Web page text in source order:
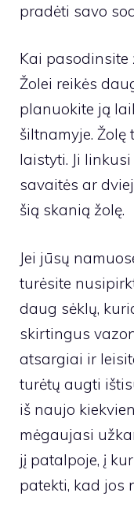
pradėti savo
Kai pasodinsite
Žolei reikės
planuokite ją
šiltnamyje.
laistyti. Ji
savaitės ar
šią skanią žolę.
Jei jūsų
turėsite
daug sėklų,
skirtingus
atsargiai ir
turėtų augti
iš naujo
mėgaujasi
jį patalpoje, į
patekti, kad jos